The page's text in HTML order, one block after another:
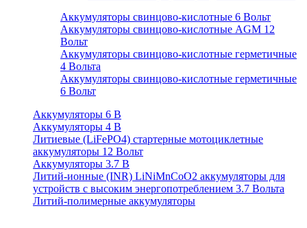
Аккумуляторы свинцово-кислотные 6 Вольт
Аккумуляторы свинцово-кислотные AGM 12
Вольт
Аккумуляторы свинцово-кислотные герметичные
4 Вольта
Аккумуляторы свинцово-кислотные герметичные
6 Вольт
Аккумуляторы 6 В
Аккумуляторы 4 В
Литиевые (LiFePO4) стартерные мотоциклетные
аккумуляторы 12 Вольт
Аккумуляторы 3.7 В
Литий-ионные (INR) LiNiMnCoO2 аккумуляторы для
устройств с высоким энергопотреблением 3.7 Вольта
Литий-полимерные аккумуляторы